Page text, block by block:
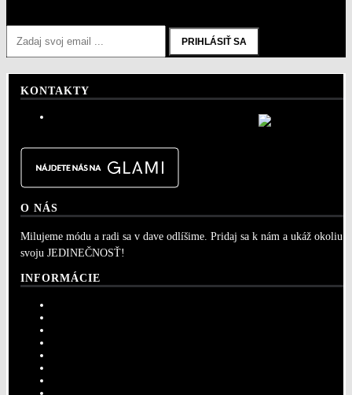
PRIHLÁSIŤ SA
KONTAKTY
O NÁS
Milujeme módu a radi sa v dave odlíšime. Pridaj sa k nám a ukáž okoliu
svoju JEDINEČNOSŤ!
INFORMÁCIE